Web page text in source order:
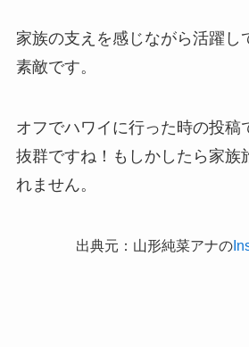
家族の支えを感じながら活躍し
素敵です。
オフでハワイに行った時の投稿
抜群ですね！もしかしたら家族
れません。
出典元：山形純菜アナの